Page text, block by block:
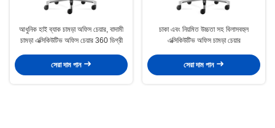
আধুনিক হাই ব্যাক চামড়া অফিস চেয়ার, বাদামী
চামড়া এক্সিকিউটিভ অফিস চেয়ার 360 ডিগ্রী
সেরা দাম পান
চাকা এবং নিয়মিত উচ্চতা সহ বিলাসবহুল
এক্সিকিউটিভ অফিস চামড়া চেয়ার
সেরা দাম পান